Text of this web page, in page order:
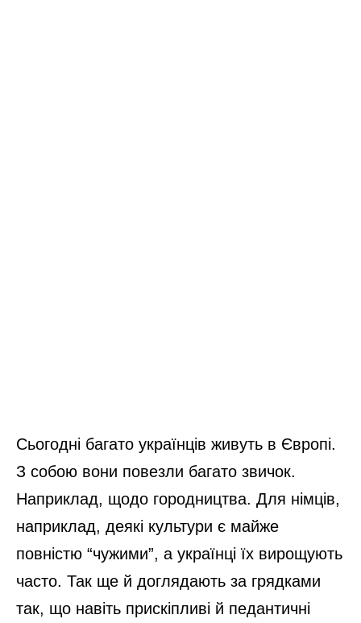
Сьогодні багато українців живуть в Європі.
З собою вони повезли багато звичок.
Наприклад, щодо городництва. Для німців,
наприклад, деякі культури є майже
повністю “чужими”, а українці їх вирощують
часто. Так ще й доглядають за грядками
так, що навіть прискіпливі й педантичні